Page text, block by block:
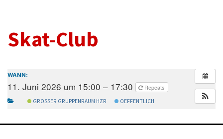
Skat-Club
WANN:
11. Juni 2026 um 15:00 – 17:30 Repeats
GROSSER GRUPPENRAUM HZR OEFFENTLICH